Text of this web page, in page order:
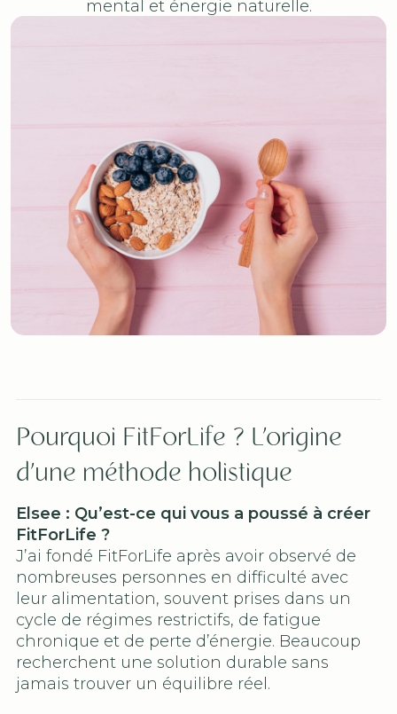
mental et énergie naturelle.
Pourquoi FitForLife ? L’origine
d’une méthode holistique
Elsee : Qu’est-ce qui vous a poussé à créer
FitForLife ?
J’ai fondé FitForLife après avoir observé de
nombreuses personnes en difficulté avec
leur alimentation, souvent prises dans un
cycle de régimes restrictifs, de fatigue
chronique et de perte d’énergie. Beaucoup
recherchent une solution durable sans
jamais trouver un équilibre réel.